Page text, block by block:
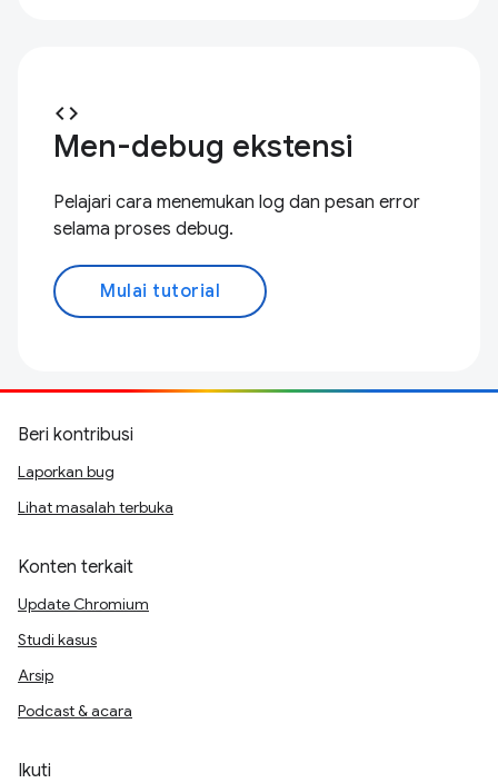
code
Men-debug ekstensi
Pelajari cara menemukan log dan pesan error
selama proses debug.
Mulai tutorial
Beri kontribusi
Laporkan bug
Lihat masalah terbuka
Konten terkait
Update Chromium
Studi kasus
Arsip
Podcast & acara
Ikuti